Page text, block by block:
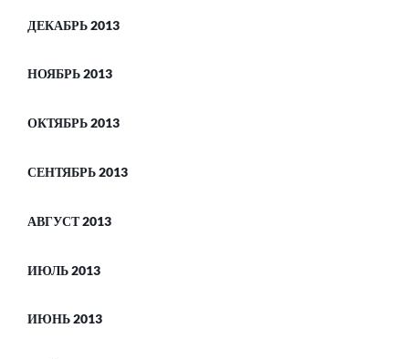
ДЕКАБРЬ 2013
НОЯБРЬ 2013
ОКТЯБРЬ 2013
СЕНТЯБРЬ 2013
АВГУСТ 2013
ИЮЛЬ 2013
ИЮНЬ 2013